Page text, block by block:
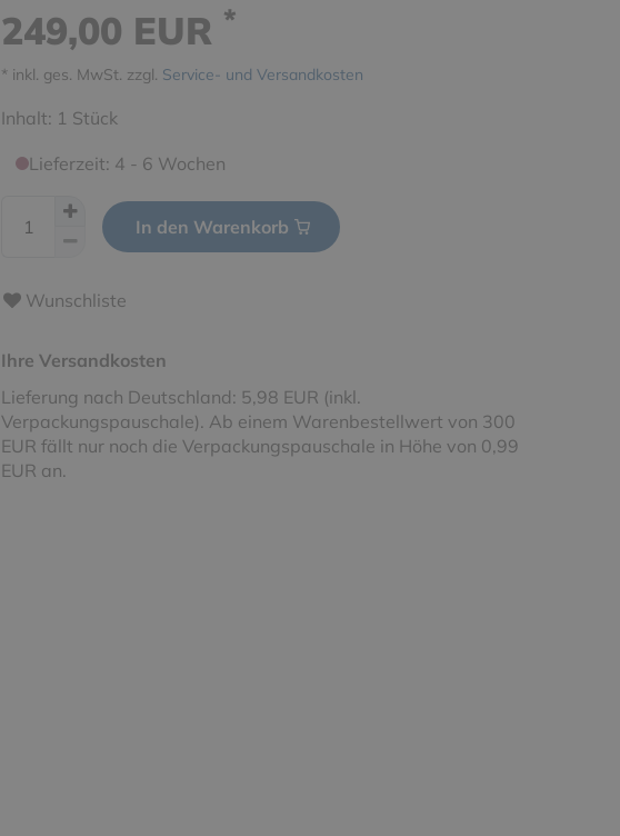
249,00 EUR *
* inkl. ges. MwSt. zzgl. Service- und Versandkosten
Inhalt: 1 Stück
Lieferzeit: 4 - 6 Wochen
In den Warenkorb
Wunschliste
Ihre Versandkosten
Lieferung nach Deutschland: 5,98 EUR (inkl.
Verpackungspauschale). Ab einem Warenbestellwert von 300
EUR fällt nur noch die Verpackungspauschale in Höhe von 0,99
EUR an.